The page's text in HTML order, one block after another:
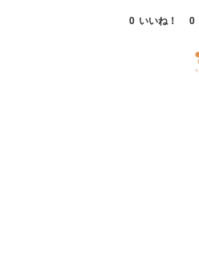
0 いいね！ 0